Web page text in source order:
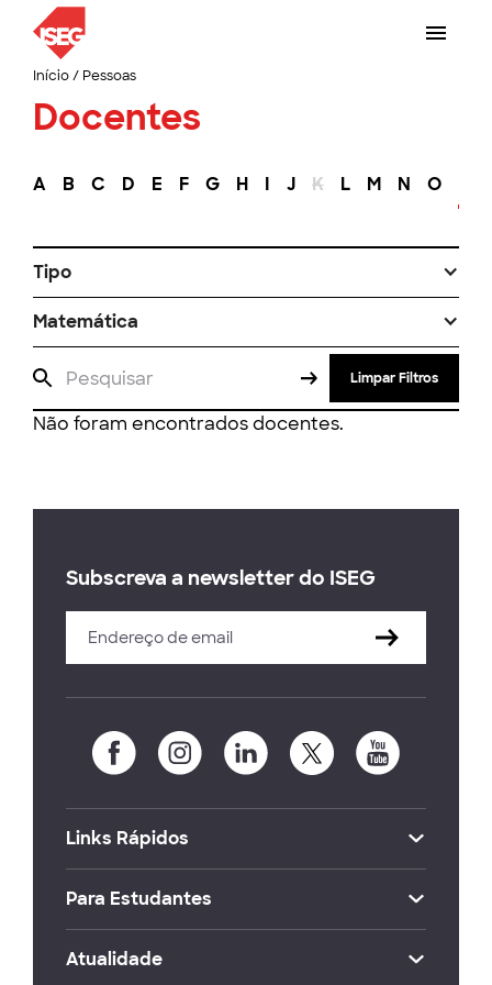
Início/ Pessoas
Docentes
A B C D E F G H I J K L M N O
Tipo
Matemática
Limpar Filtros
Não foram encontrados docentes.
Subscreva a newsletter do ISEG
Links Rápidos
Para Estudantes
Atualidade